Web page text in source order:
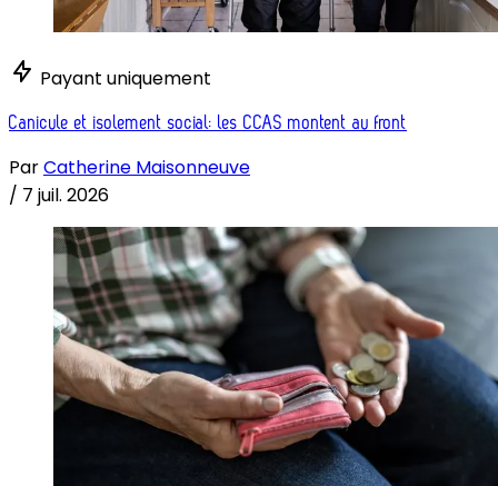
Payant uniquement
Canicule et isolement social: les CCAS montent au front
ParCatherine Maisonneuve
/ 7 juil. 2026